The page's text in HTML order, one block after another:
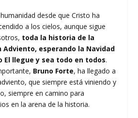
desde que Cristo ha
a los cielos, aunque sigue
toda la historia de la
Adviento, esperando la Navidad
El llegue y sea todo en todos.
Bruno Forte, ha llegado a
que siempre está viniendo y
siempre en camino para
en la arena de la historia.